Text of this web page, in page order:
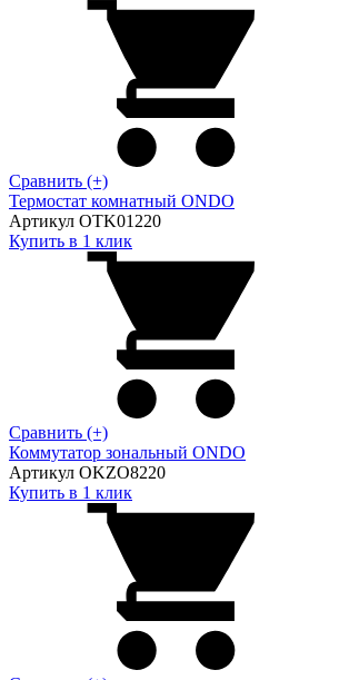
Сравнить (+)
Термостат комнатный ONDO
Артикул OTK01220
Купить в 1 клик
Сравнить (+)
Коммутатор зональный ONDO
Артикул OKZO8220
Купить в 1 клик